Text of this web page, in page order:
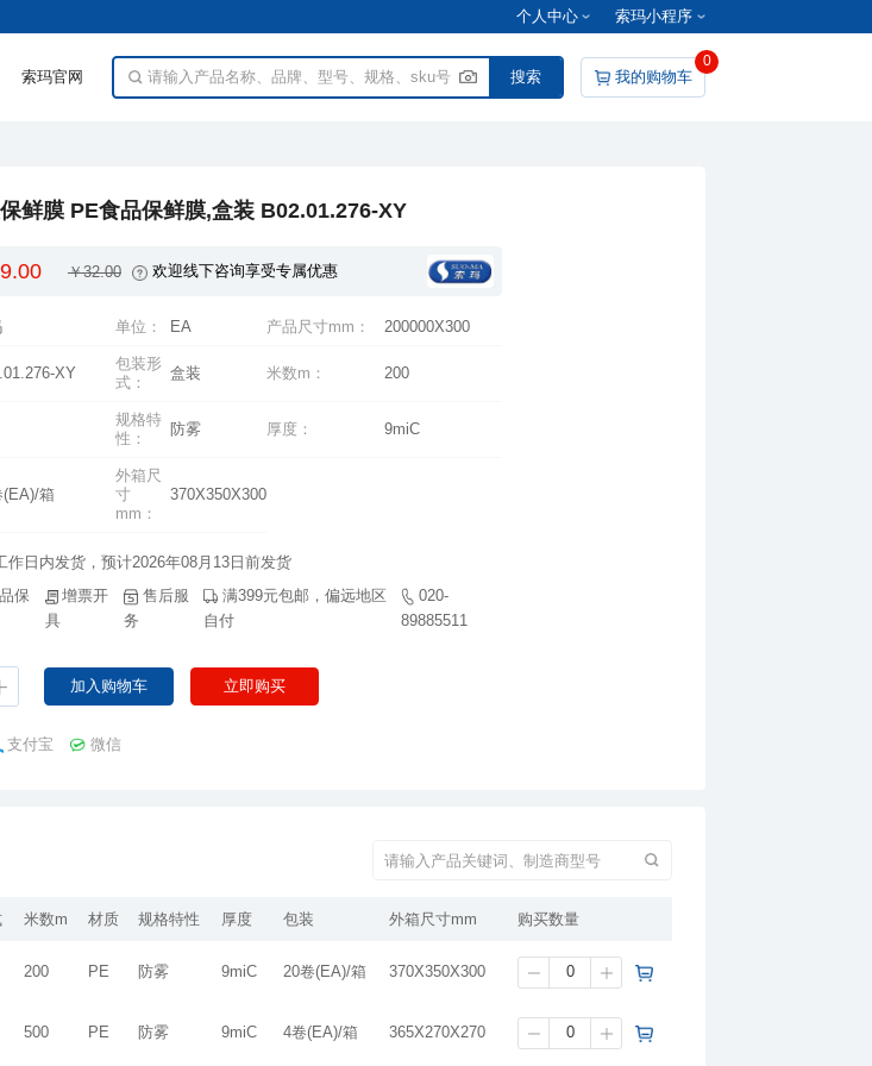
个人中心 索玛小程序
索玛官网 我的购物车
0
鲜膜 PE食品保鲜膜,盒装 B02.01.276-XY
￥32.00 欢迎线下咨询享受专属优惠
单位： EA 产品尺寸mm： 200000X300
XY
式：
盒装 米数m： 200
性：
防雾 厚度： 9miC
(EA)/箱
mm：
370X350X300
作日内发货，预计2026年08月13日前发货
具 务 自付 89885511
支付宝 微信
米数m 材质 规格特性 厚度 包装 外箱尺寸mm 购买数量
200 PE 防雾 9miC 20卷(EA)/箱 370X350X300
500 PE 防雾 9miC 4卷(EA)/箱 365X270X270